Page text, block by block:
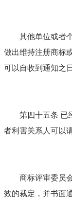
其他单位或者个
做出维持注册商标
可以自收到通知之
第四十五条 已经
者利害关系人可以
商标评审委员会
效的裁定，并书面